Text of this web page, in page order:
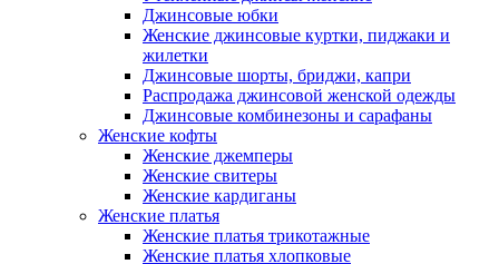
Джинсовые юбки
Женские джинсовые куртки, пиджаки и
жилетки
Джинсовые шорты, бриджи, капри
Распродажа джинсовой женской одежды
Джинсовые комбинезоны и сарафаны
Женские кофты
Женские джемперы
Женские свитеры
Женские кардиганы
Женские платья
Женские платья трикотажные
Женские платья хлопковые